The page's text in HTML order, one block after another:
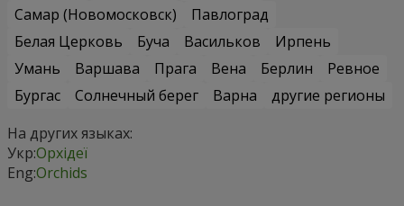
Самар (Новомосковск)
Павлоград
Белая Церковь
Буча Васильков
Ирпень
Умань
Варшава Прага Вена Берлин
Ревное
Бургас
Солнечный берег Варна
другие регионы
На других языках:
Укр:Орхідеї
Eng:Orchids